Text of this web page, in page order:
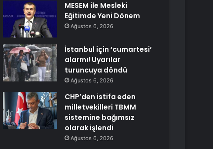
MESEM ile Mesleki
Eğitimde Yeni Dönem
Ağustos 6, 2026
İstanbul için ‘cumartesi’
alarmı! Uyarılar
turuncuya döndü
Ağustos 6, 2026
CHP’den istifa eden
milletvekilleri TBMM
sistemine bağımsız
olarak işlendi
Ağustos 6, 2026